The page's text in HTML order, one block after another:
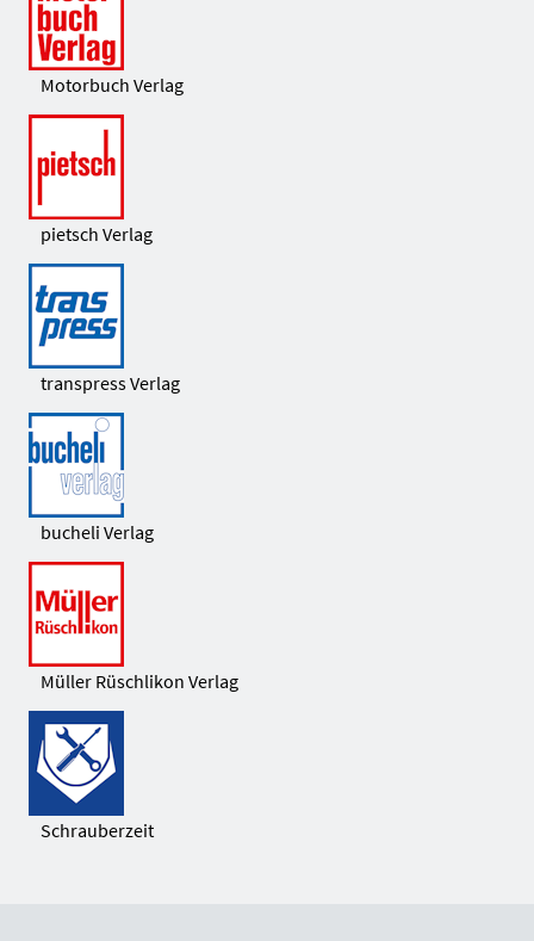
Motorbuch Verlag
pietsch Verlag
transpress Verlag
bucheli Verlag
Müller Rüschlikon Verlag
Schrauberzeit